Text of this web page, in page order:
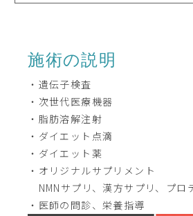
施術の説明
・遺伝子検査
・次世代医療機器
・脂肪溶解注射
・ダイエット点滴
・ダイエット薬
・オリジナルサプリメント
NMNサプリ、漢方サプリ、プロ
・医師の問診、栄養指導